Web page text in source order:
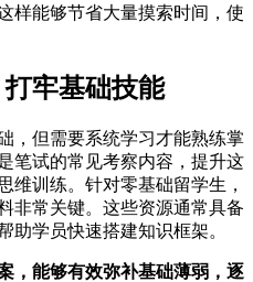
样能够节省大量摸索时间，使
牢基础技能
，但需要系统学习才能熟练掌
笔试的常见考察内容，提升这
维训练。针对零基础留学生，
非常关键。这些资源通常具备
助学员快速搭建知识框架。
，能够有效弥补基础薄弱，逐